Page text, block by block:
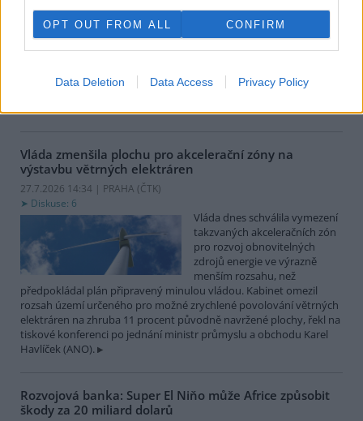
OPT OUT FROM ALL CONFIRM
Data Deletion Data Access Privacy Policy
reakci na dlouhodobé sucho
obnoví dotace na výstavbu a
zabezpečení vodárenské
negativních dopadů sucha a nedostatku vody. Resort navýší
Vláda zmenšila plochu pro akcelerační zóny na
výstavbu větrných elektráren
27.7.2026 14:34 | PRAHA (ČTK)
Diskuse: 6
Vláda dnes schválila vymezení
takzvaných akceleračních zón
pro rozvoj obnovitelných
zdrojů energie ve výrazně
menším rozsahu, než
předpokládal plán připravený minulou vládou. Kabinet omezil
rozsah území určeného pro možné zrychlené povolování větrných
elektráren na zhruba 11 procent původně navržené plochy, řekl na
tiskové konferenci po jednání ministr průmyslu a obchodu Karel
Havlíček (ANO).
Rozvojová banka: Super El Niňo může Africe způsobit
škody za 20 miliard dolarů